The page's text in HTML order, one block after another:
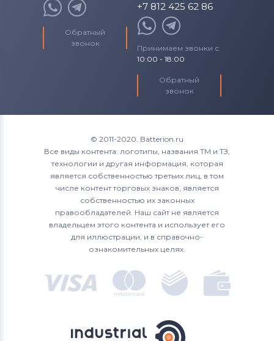
Обратный
звонок
+7 812 425 62 86
Принимаем звонки с
10:00 - 18:00
Обратный
звонок
© 2011-2020. Batterion.ru
Все виды контента: логотипы, названия ТМ и ТЗ,
технологии и другая информация, которая
является собственностью третьих лиц, в том
числе контент торговых знаков, является
собственностью их законных
правообладателей. Наш сайт не является
владельцем этого контента и использует его
для иллюстрации, и в справочно-
ознакомительных целях.